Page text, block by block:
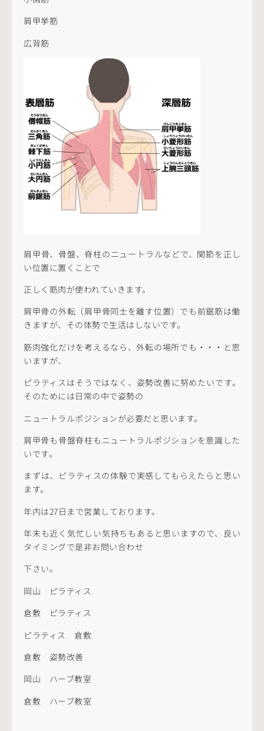
肩甲挙筋
広背筋
肩甲骨、骨盤、脊柱のニュートラルなどで、関節を正し
い位置に置くことで
正しく筋肉が使われていきます。
肩甲骨の外転（肩甲骨同士を離す位置）でも前鋸筋は働
きますが、その体勢で生活はしないです。
筋肉強化だけを考えるなら、外転の場所でも・・・と思
いますが、
ピラティスはそうではなく、姿勢改善に努めたいです。
そのためには日常の中で姿勢の
ニュートラルポジションが必要だと思います。
肩甲骨も骨盤脊柱もニュートラルポジションを意識した
いです。
まずは、ピラティスの体験で実感してもらえたらと思い
ます。
年内は27日まで営業しております。
年末も近く気忙しい気持ちもあると思いますので、良い
タイミングで是非お問い合わせ
下さい。
岡山 ピラティス
倉敷 ピラティス
ピラティス 倉敷
倉敷 姿勢改善
岡山 ハーブ教室
倉敷 ハーブ教室